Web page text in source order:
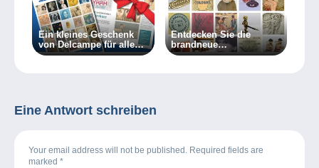
Ein kleines Geschenk
von Delcampe für alle
Sammler
Entdecken Sie die
brandneue
Sonderausgabe des
Eine Antwort schreiben
Your email address will not be published. Required fields are
marked *